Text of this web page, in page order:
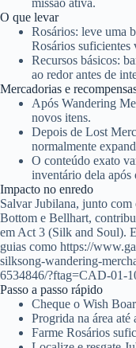
missão ativa.
O que levar
Rosários: leve uma
Rosários suficientes
Recursos básicos:
ao redor antes de
Mercadorias e
Após Wandering
novos itens.
Depois de Lost
normalmente
O conteúdo exato
inventário dela após
Impacto no enredo
Salvar Jubilana, junto com
Bottom e Bellhart,
em Act 3 (Silk and Soul).
guias como https://
silksong-wandering-
6534846/?ftag=CAD-01-
Passo a passo rápido
Cheque o Wish
Progrida na área até
Farme Rosários